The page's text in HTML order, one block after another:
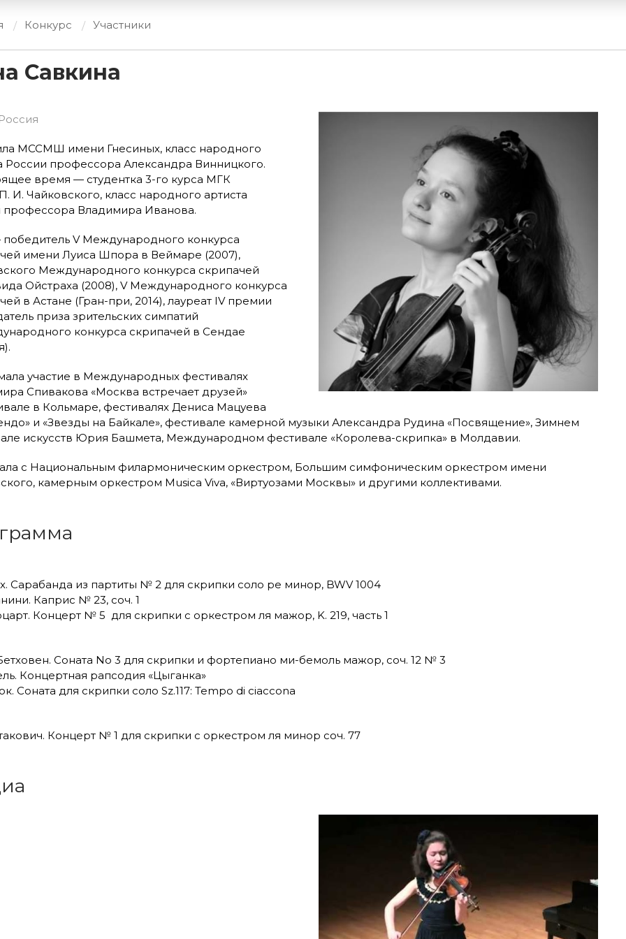
Конкурс Участники
Савкина
МССМШ имени Гнесиных, класс народного
России профессора Александра Винницкого.
время — студентка 3-го курса МГК
И. Чайковского, класс народного артиста
профессора Владимира Иванова.
V Международного конкурса
имени Луиса Шпора в Веймаре (2007),
Международного конкурса скрипачей
Ойстраха (2008), V Международного конкурса
в Астане (Гран-при, 2014), лауреат IV премии
приза зрительских симпатий
конкурса скрипачей в Сендае
участие в Международных фестивалях
Спивакова «Москва встречает друзей»
в Кольмаре, фестивалях Дениса Мацуева
и «Звезды на Байкале», фестивале камерной музыки Александра Рудина «Посвящение», Зимнем
искусств Юрия Башмета, Международном фестивале «Королева-скрипка» в Молдавии.
с Национальным филармоническим оркестром, Большим симфоническим оркестром имени
камерным оркестром Musica Viva, «Виртуозами Москвы» и другими коллективами.
Сарабанда из партиты № 2 для скрипки соло ре минор, BWV 1004
Каприс № 23, соч. 1
Концерт № 5 для скрипки с оркестром ля мажор, K. 219, часть 1
Соната No 3 для скрипки и фортепиано ми-бемоль мажор, соч. 12 № 3
Концертная рапсодия «Цыганка»
Соната для скрипки соло Sz.117: Tempo di сiaccona
Концерт № 1 для скрипки с оркестром ля минор соч. 77